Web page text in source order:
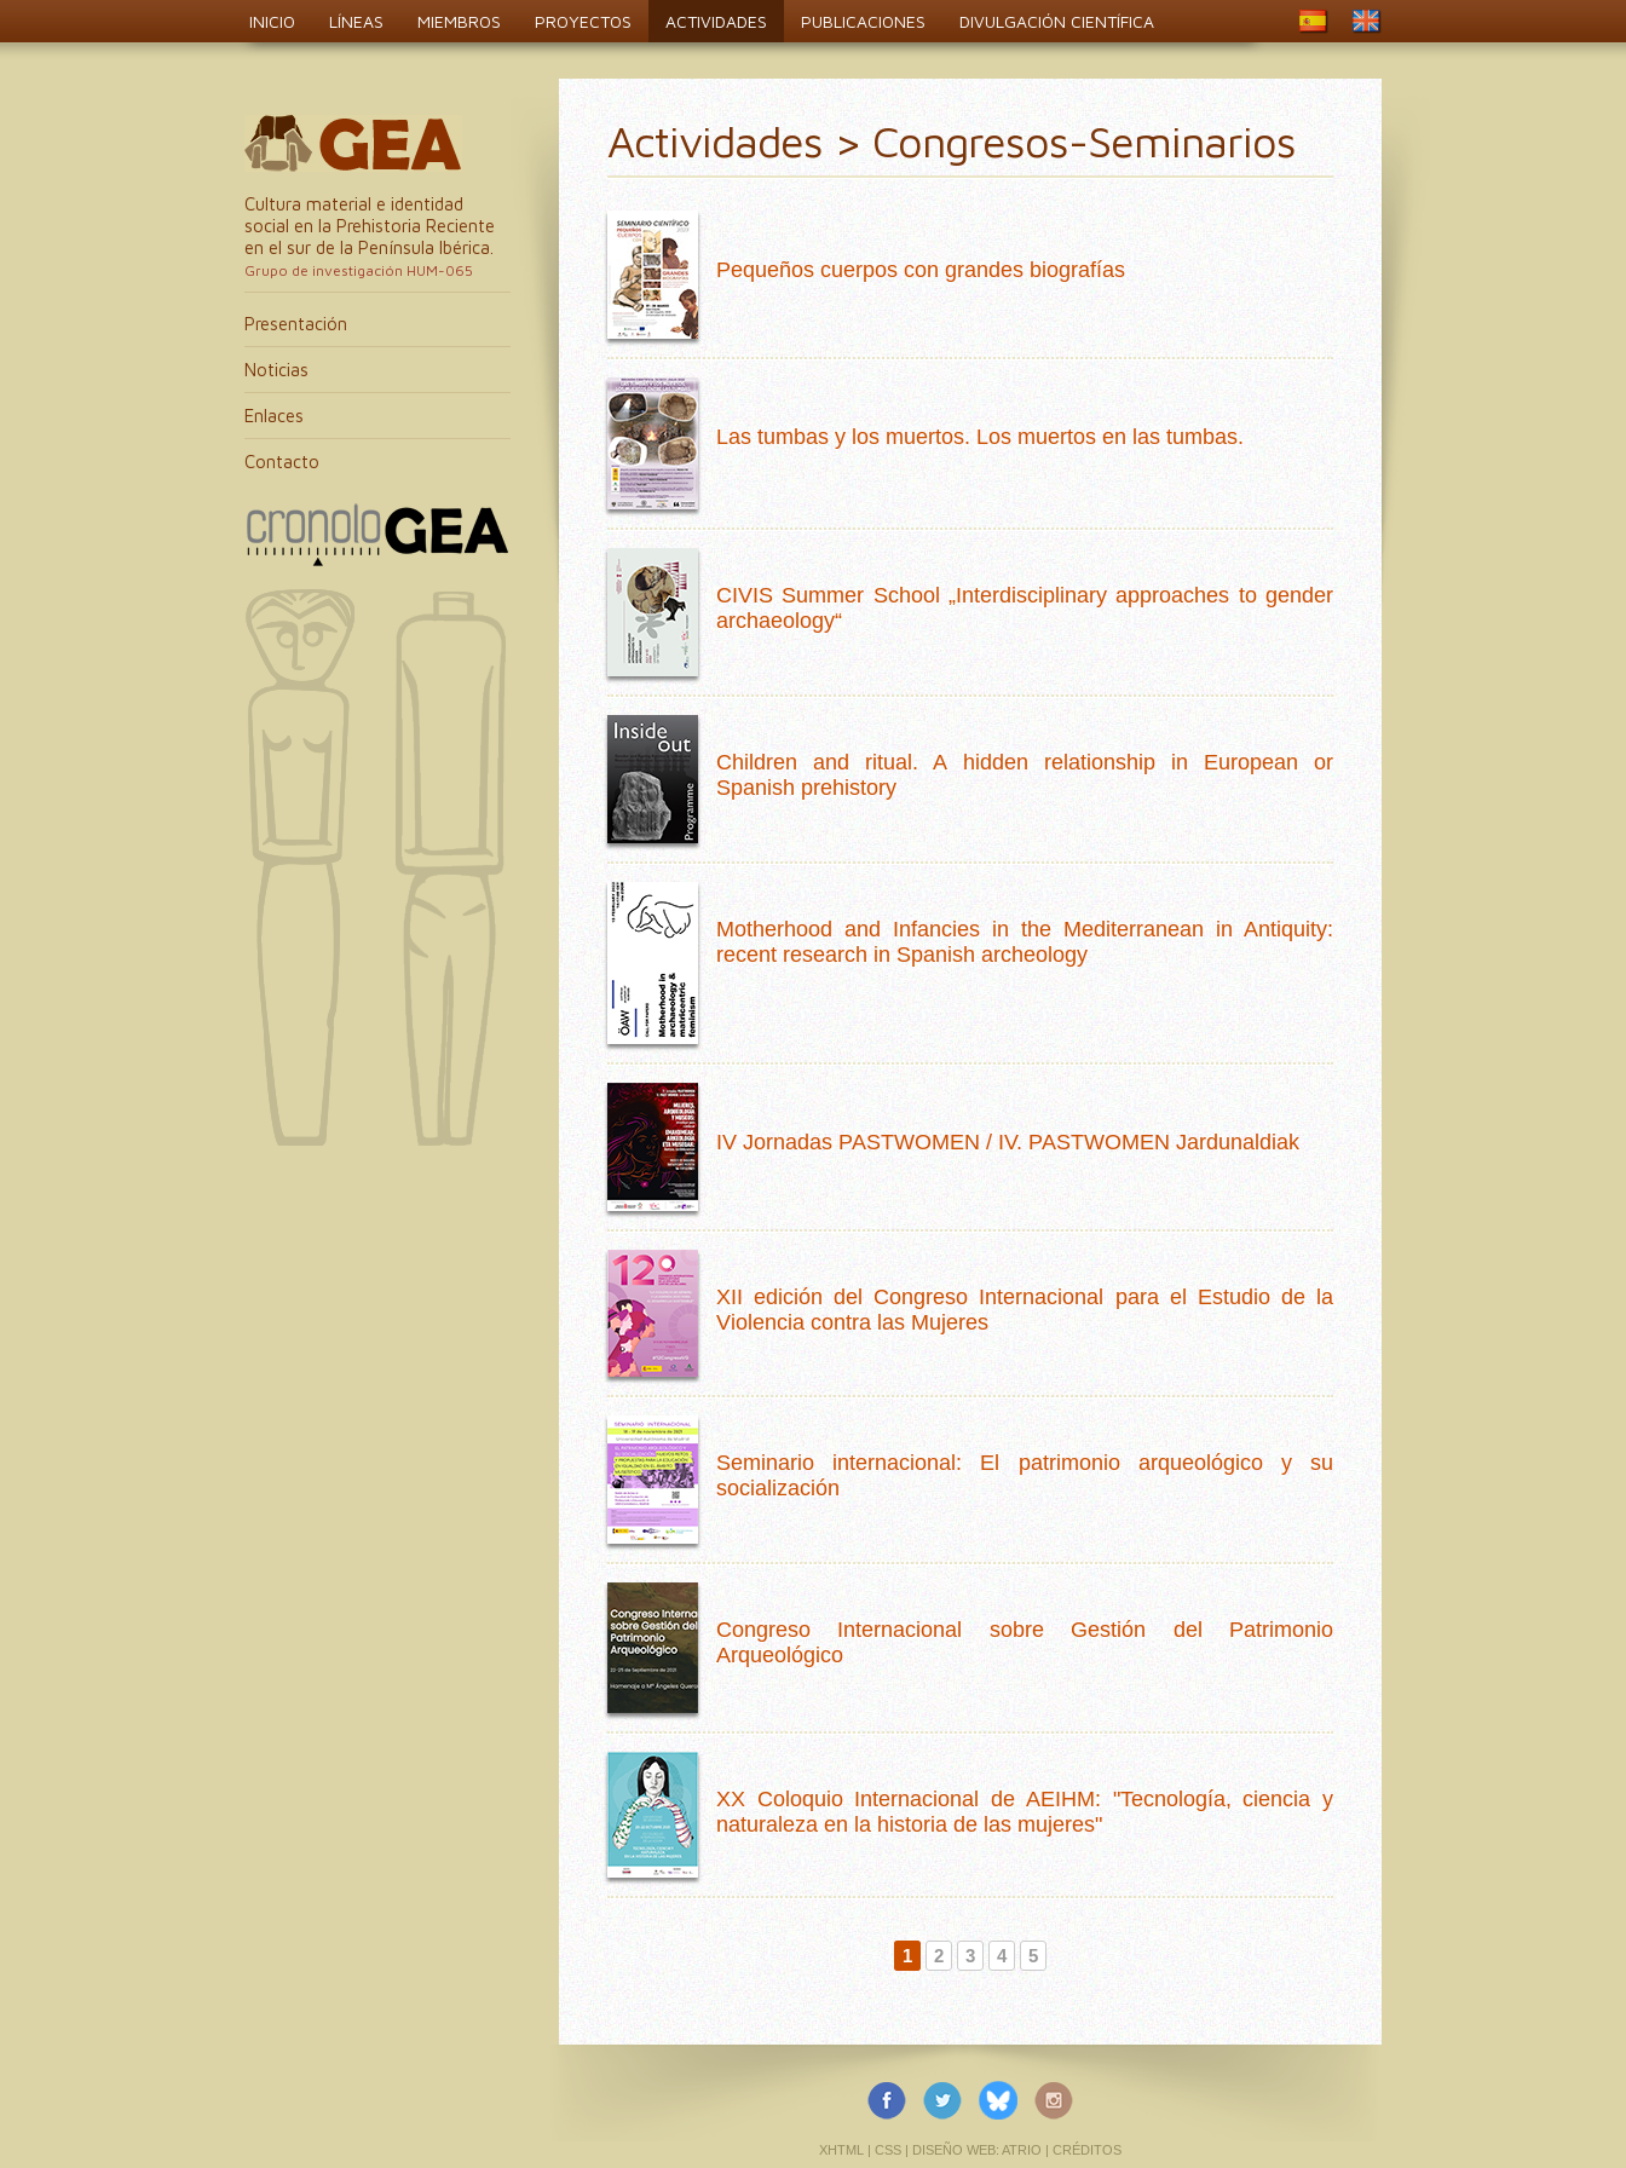
INICIO LÍNEAS MIEMBROS PROYECTOS ACTIVIDADES PUBLICACIONES DIVULGACIÓN CIENTÍFICA
Actividades > Congresos-Seminarios
Pequeños cuerpos con grandes biografías
Las tumbas y los muertos. Los muertos en las tumbas.
CIVIS Summer School „Interdisciplinary approaches to gender
archaeology“
Children and ritual. A hidden relationship in European or
Spanish prehistory
Motherhood and Infancies in the Mediterranean in Antiquity:
recent research in Spanish archeology
IV Jornadas PASTWOMEN / IV. PASTWOMEN Jardunaldiak
XII edición del Congreso Internacional para el Estudio de la
Violencia contra las Mujeres
Seminario internacional: El patrimonio arqueológico y su
socialización
Congreso Internacional sobre Gestión del Patrimonio
Arqueológico
XX Coloquio Internacional de AEIHM: "Tecnología, ciencia y
naturaleza en la historia de las mujeres"
1 2 3 4 5
Cultura material e identidad
social en la Prehistoria Reciente
en el sur de la Península Ibérica.
Grupo de investigación HUM-065
Presentación
Noticias
Enlaces
Contacto
XHTML | CSS | DISEÑO WEB: ATRIO | CRÉDITOS